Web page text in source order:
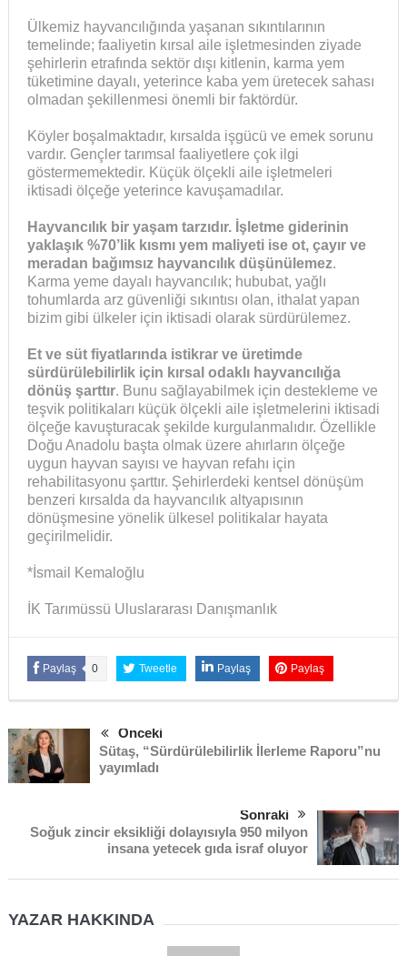
Ülkemiz hayvancılığında yaşanan sıkıntılarının
temelinde; faaliyetin kırsal aile işletmesinden ziyade
şehirlerin etrafında sektör dışı kitlenin, karma yem
tüketimine dayalı, yeterince kaba yem üretecek sahası
olmadan şekillenmesi önemli bir faktördür.
Köyler boşalmaktadır, kırsalda işgücü ve emek sorunu
vardır. Gençler tarımsal faaliyetlere çok ilgi
göstermemektedir. Küçük ölçekli aile işletmeleri
iktisadi ölçeğe yeterince kavuşamadılar.
Hayvancılık bir yaşam tarzıdır. İşletme giderinin
yaklaşık %70’lik kısmı yem maliyeti ise ot, çayır ve
meradan bağımsız hayvancılık düşünülemez.
Karma yeme dayalı hayvancılık; hububat, yağlı
tohumlarda arz güvenliği sıkıntısı olan, ithalat yapan
bizim gibi ülkeler için iktisadi olarak sürdürülemez.
Et ve süt fiyatlarında istikrar ve üretimde
sürdürülebilirlik için kırsal odaklı hayvancılığa
dönüş şarttır. Bunu sağlayabilmek için destekleme ve
teşvik politikaları küçük ölçekli aile işletmelerini iktisadi
ölçeğe kavuşturacak şekilde kurgulanmalıdır. Özellikle
Doğu Anadolu başta olmak üzere ahırların ölçeğe
uygun hayvan sayısı ve hayvan refahı için
rehabilitasyonu şarttır. Şehirlerdeki kentsel dönüşüm
benzeri kırsalda da hayvancılık altyapısının
dönüşmesine yönelik ülkesel politikalar hayata
geçirilmelidir.
*İsmail Kemaloğlu
İK Tarımüssü Uluslararası Danışmanlık
Paylaş 0 Tweetle Paylaş Paylaş
Önceki
Sütaş, “Sürdürülebilirlik İlerleme Raporu”nu
yayımladı
Sonraki
Soğuk zincir eksikliği dolayısıyla 950 milyon
insana yetecek gıda israf oluyor
YAZAR HAKKINDA